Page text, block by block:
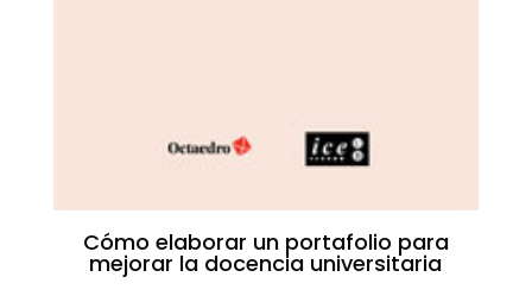
Cómo elaborar un portafolio para
mejorar la docencia universitaria